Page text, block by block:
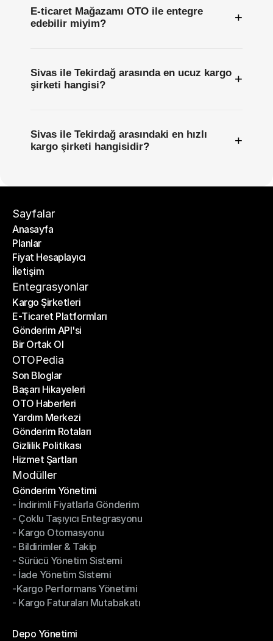
E-ticaret Mağazamı OTO ile entegre
edebilir miyim?
+
Sivas ile Tekirdağ arasında en ucuz kargo
şirketi hangisi?
+
Sivas ile Tekirdağ arasındaki en hızlı
kargo şirketi hangisidir?
+
Sayfalar
Anasayfa
Anasayfa
Planlar
Planlar
Fiyat Hesaplayıcı
Fiyat Hesaplayıcı
İletişim
İletişim
Entegrasyonlar
Kargo Şirketleri
Kargo Şirketleri
E-Ticaret Platformları
E-Ticaret Platformları
Gönderim API'si
Gönderim API'si
Bir Ortak Ol
Bir Ortak Ol
OTOPedia
Son Bloglar
Son Bloglar
Başarı Hikayeleri
Başarı Hikayeleri
OTO Haberleri
OTO Haberleri
Yardım Merkezi
Yardım Merkezi
Gönderim Rotaları
Gönderim Rotaları
Gizlilik Politikası
Gizlilik Politikası
Hizmet Şartları
Hizmet Şartları
Modüller
Gönderim Yönetimi
Gönderim Yönetimi
- İndirimli Fiyatlarla Gönderim
- İndirimli Fiyatlarla Gönderim
- Çoklu Taşıyıcı Entegrasyonu
- Çoklu Taşıyıcı Entegrasyonu
- Kargo Otomasyonu
- Kargo Otomasyonu
- Bildirimler & Takip
- Bildirimler & Takip
- Sürücü Yönetim Sistemi
- Sürücü Yönetim Sistemi
- İade Yönetim Sistemi
- İade Yönetim Sistemi
-Kargo Performans Yönetimi
-Kargo Performans Yönetimi
- Kargo Faturaları Mutabakatı
Depo Yönetimi